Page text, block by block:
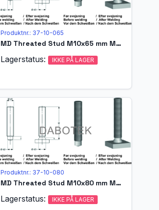
Produktnr.: 37-10-065
MD Threated Stud M10x65 mm Matr. A4-70 acc. EN ISO 13918 (MPF)
Lagerstatus: IKKE PÅ LAGER
Produktnr.: 37-10-080
MD Threated Stud M10x80 mm Matr. A4-70 acc. EN ISO 13918 (MPF)
Lagerstatus: IKKE PÅ LAGER